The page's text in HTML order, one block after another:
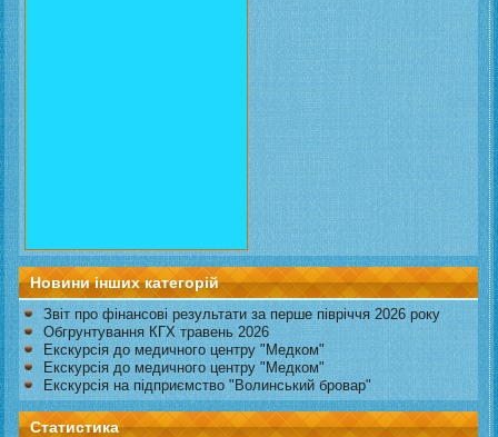
Новини інших категорій
Звіт про фінансові результати за перше півріччя 2026 року
Обгрунтування КГХ травень 2026
Екскурсія до медичного центру "Медком"
Екскурсія до медичного центру "Медком"
Екскурсія на підприємство "Волинський бровар"
Статистика